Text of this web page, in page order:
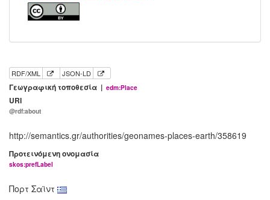
RDF/XML JSON-LD
Γεωγραφική τοποθεσία | edm:Place
URI
@rdf:about
http://semantics.gr/authorities/geonames-places-earth/358619
Προτεινόμενη ονομασία
skos:prefLabel
Πορτ Σαϊντ